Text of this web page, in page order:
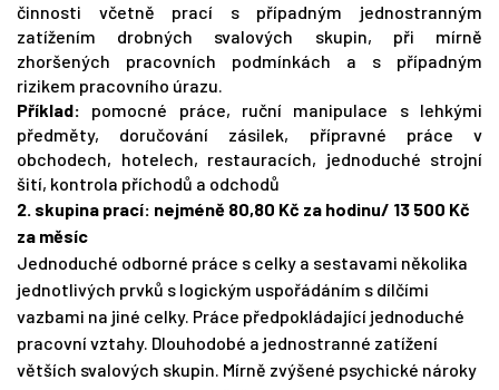
činnosti včetně prací s případným jednostranným
zatížením drobných svalových skupin, při mírně
zhoršených pracovních podmínkách a s případným
rizikem pracovního úrazu.
Příklad: pomocné práce, ruční manipulace s lehkými
předměty, doručování zásilek, přípravné práce v
obchodech, hotelech, restauracích, jednoduché strojní
šití, kontrola příchodů a odchodů
2. skupina prací: nejméně 80,80 Kč za hodinu/ 13 500 Kč
za měsíc
Jednoduché odborné práce s celky a sestavami několika
jednotlivých prvků s logickým uspořádáním s dílčími
vazbami na jiné celky. Práce předpokládající jednoduché
pracovní vztahy. Dlouhodobé a jednostranné zatížení
větších svalových skupin. Mírně zvýšené psychické nároky